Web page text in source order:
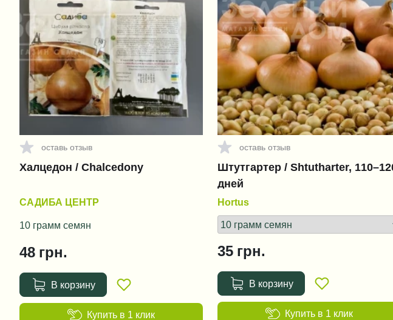
оставь отзыв
Халцедон / Chalcedony
САДИБА ЦЕНТР
10 грамм семян
48 грн.
В корзину
Купить в 1 клик
оставь отзыв
Штутгартер / Shtutharter,
дней
Hortus
35 грн.
В корзину
Купить в 1 клик